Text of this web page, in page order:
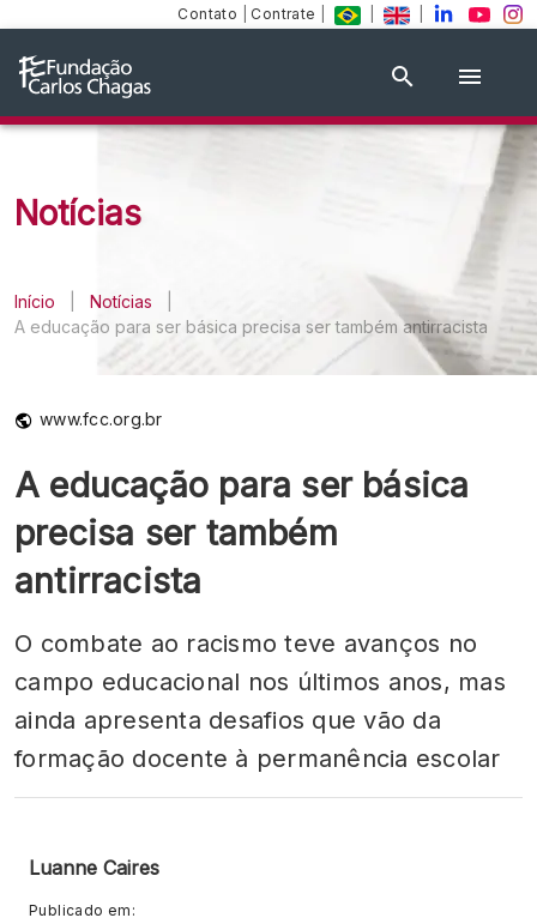
Contato Contrate
Notícias
Início Notícias
A educação para ser básica precisa ser também antirracista
www.fcc.org.br
A educação para ser básica
precisa ser também
antirracista
O combate ao racismo teve avanços no
campo educacional nos últimos anos, mas
ainda apresenta desafios que vão da
formação docente à permanência escolar
Luanne Caires
Publicado em: